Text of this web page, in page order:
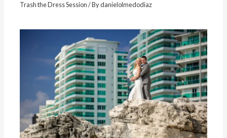
Trash the Dress Session/ Bydanielolmedodiaz